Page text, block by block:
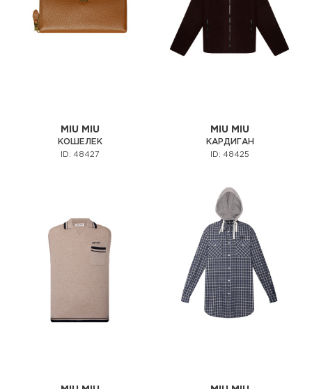
MIU MIU
КОШЕЛЕК
ID: 48427
MIU MIU
КАРДИГАН
ID: 48425